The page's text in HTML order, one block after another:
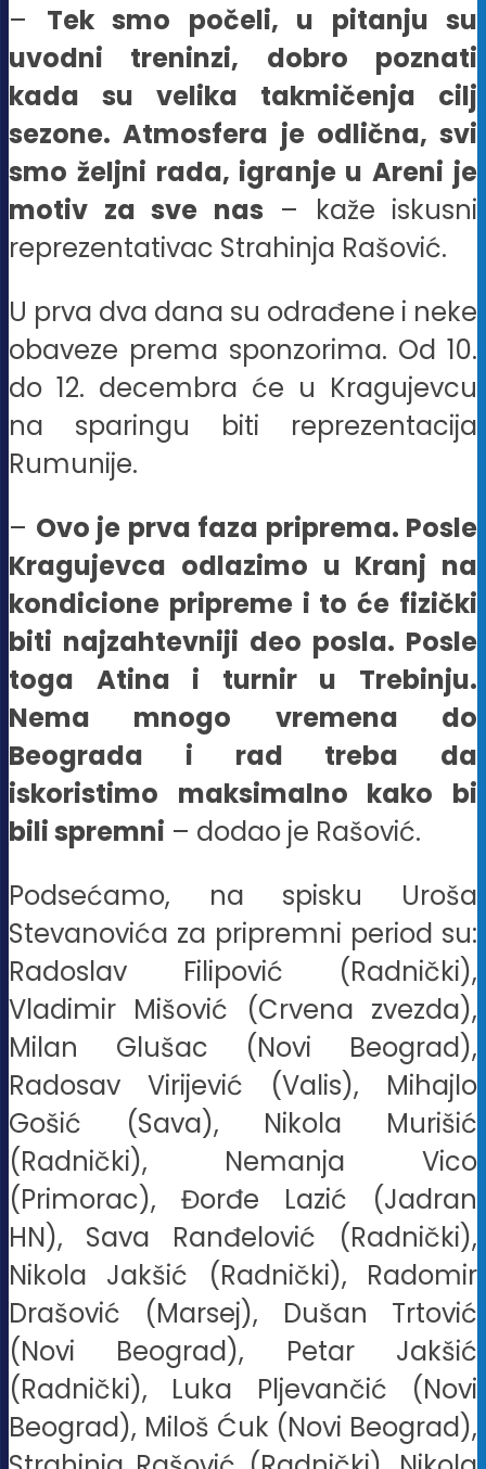
– Tek smo počeli, u pitanju su
uvodni treninzi, dobro poznati
kada su velika takmičenja cilj
sezone. Atmosfera je odlična, svi
smo željni rada, igranje u Areni je
motiv za sve nas – kaže iskusni
reprezentativac Strahinja Rašović.
U prva dva dana su odrađene i neke
obaveze prema sponzorima. Od 10.
do 12. decembra će u Kragujevcu
na sparingu biti reprezentacija
Rumunije.
– Ovo je prva faza priprema. Posle
Kragujevca odlazimo u Kranj na
kondicione pripreme i to će fizički
biti najzahtevniji deo posla. Posle
toga Atina i turnir u Trebinju.
Nema mnogo vremena do
Beograda i rad treba da
iskoristimo maksimalno kako bi
bili spremni – dodao je Rašović.
Podsećamo, na spisku Uroša
Stevanovića za pripremni period su:
Radoslav Filipović (Radnički),
Vladimir Mišović (Crvena zvezda),
Milan Glušac (Novi Beograd),
Radosav Virijević (Valis), Mihajlo
Gošić (Sava), Nikola Murišić
(Radnički), Nemanja Vico
(Primorac), Đorđe Lazić (Jadran
HN), Sava Ranđelović (Radnički),
Nikola Jakšić (Radnički), Radomir
Drašović (Marsej), Dušan Trtović
(Novi Beograd), Petar Jakšić
(Radnički), Luka Pljevančić (Novi
Beograd), Miloš Ćuk (Novi Beograd),